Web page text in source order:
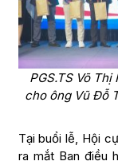
PGS.TS Võ
cho ông Vũ Đỗ
Tại buổi lễ, Hội
ra mắt Ban điều